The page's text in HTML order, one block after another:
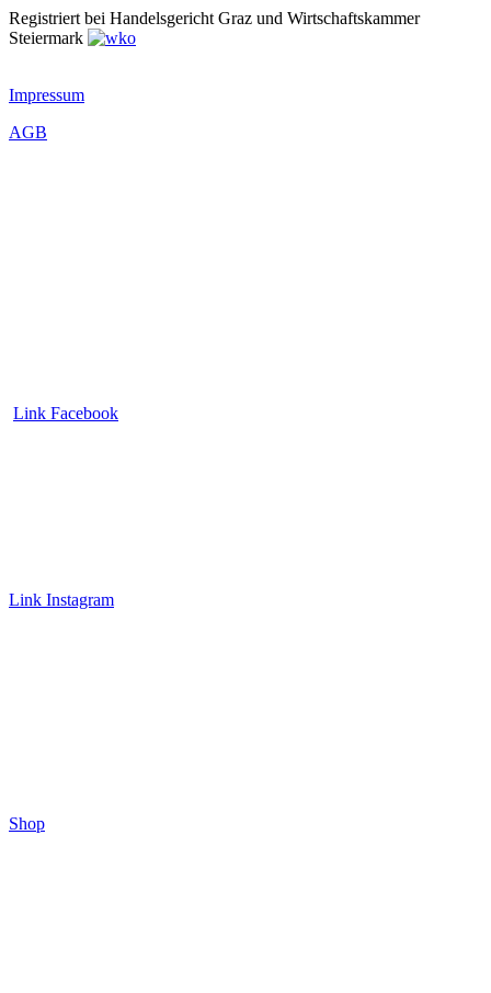
Registriert bei Handelsgericht Graz und Wirtschaftskammer
Steiermark
Impressum
AGB
Link Facebook
Link Instagram
Shop